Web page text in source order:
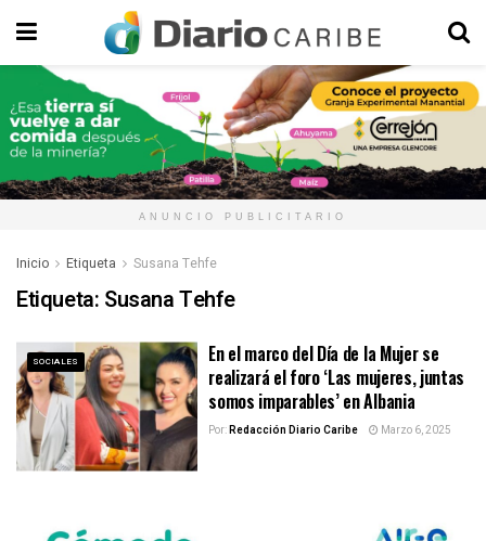
ANUNCIO PUBLICITARIO
Inicio Etiqueta Susana Tehfe
Etiqueta: Susana Tehfe
SOCIALES
En el marco del Día de la Mujer se
realizará el foro ‘Las mujeres, juntas
somos imparables’ en Albania
Por:Redacción Diario Caribe Marzo 6, 2025